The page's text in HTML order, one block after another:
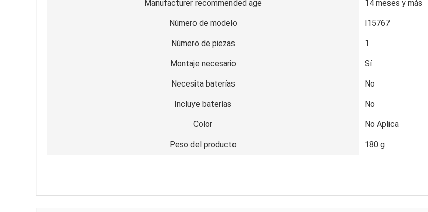
Manufacturer recommended age 14 meses y más
Número de modelo I15767
Número de piezas 1
Montaje necesario Sí
Necesita baterías No
Incluye baterías No
Color No Aplica
Peso del producto 180 g